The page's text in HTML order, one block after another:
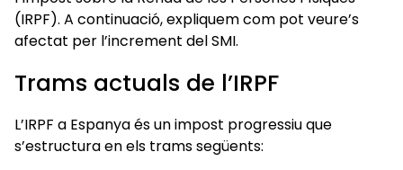
(IRPF). A continuació, expliquem com pot veure’s
afectat per l’increment del SMI.
Trams actuals de l’IRPF
L’IRPF a Espanya és un impost progressiu que
s’estructura en els trams següents: